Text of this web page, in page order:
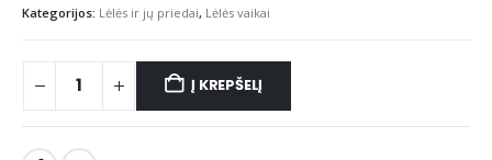
Kategorijos: Lėlės ir jų priedai, Lėlės vaikai
Į KREPŠELĮ